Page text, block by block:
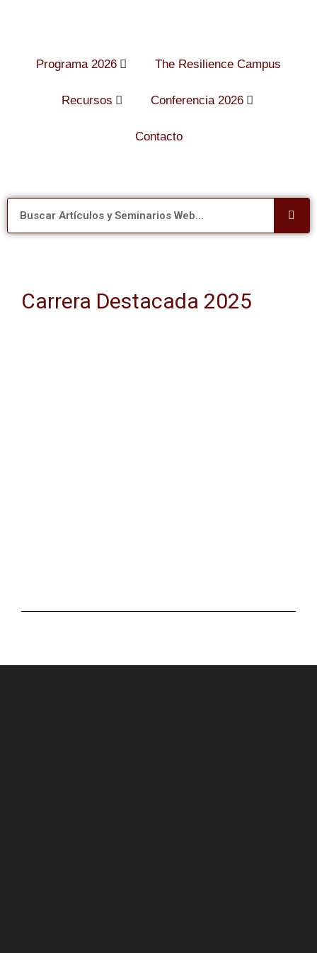
Programa 2026 The Resilience Campus
Recursos Conferencia 2026
Contacto
Carrera Destacada 2025